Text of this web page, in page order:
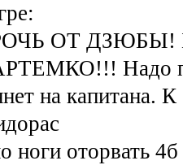
ОТ
Надо
на капитана.
ноги оторвать